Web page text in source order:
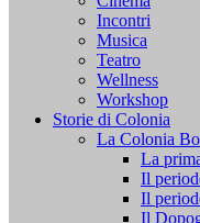
Incontri
Musica
Teatro
Wellness
Workshop
Storie di Colonia
La Colonia
La
Il
Il
Il